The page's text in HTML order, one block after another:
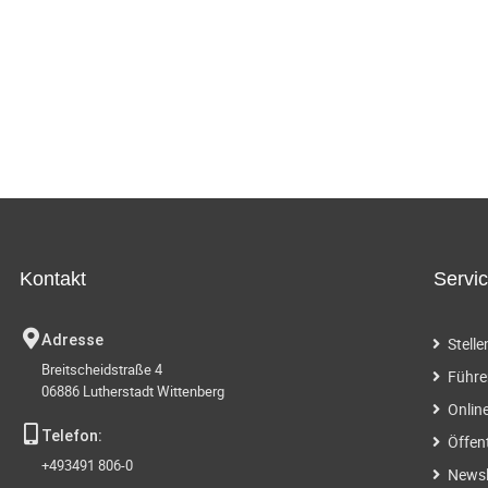
Kontakt
Adresse
Breitscheidstraße 4
06886 Lutherstadt Wittenberg
Telefon:
+493491 806-0